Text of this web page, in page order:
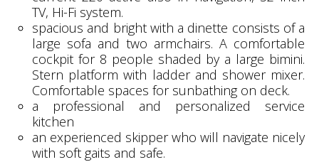
TV, Hi-Fi system.
spacious and bright with a dinette consists of a
large sofa and two armchairs. A comfortable
cockpit for 8 people shaded by a large bimini.
Stern platform with ladder and shower mixer.
Comfortable spaces for sunbathing on deck.
a professional and personalized service
kitchen
an experienced skipper who will navigate nicely
with soft gaits and safe.